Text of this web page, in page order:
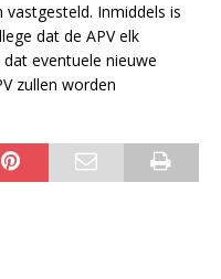
Inmiddels is
dat de APV elk
eventuele nieuwe
zullen worden